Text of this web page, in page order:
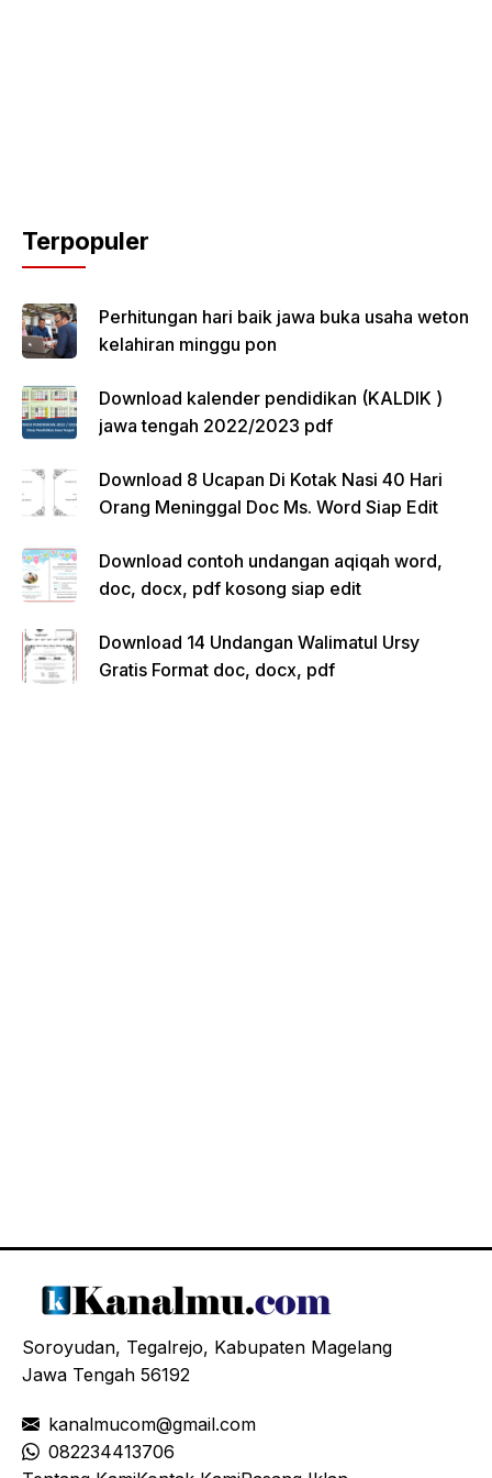
Terpopuler
Perhitungan hari baik jawa buka usaha weton
kelahiran minggu pon
Download kalender pendidikan (KALDIK )
jawa tengah 2022/2023 pdf
Download 8 Ucapan Di Kotak Nasi 40 Hari
Orang Meninggal Doc Ms. Word Siap Edit
Download contoh undangan aqiqah word,
doc, docx, pdf kosong siap edit
Download 14 Undangan Walimatul Ursy
Gratis Format doc, docx, pdf
Soroyudan, Tegalrejo, Kabupaten Magelang
Jawa Tengah 56192
kanalmucom@gmail.com
082234413706